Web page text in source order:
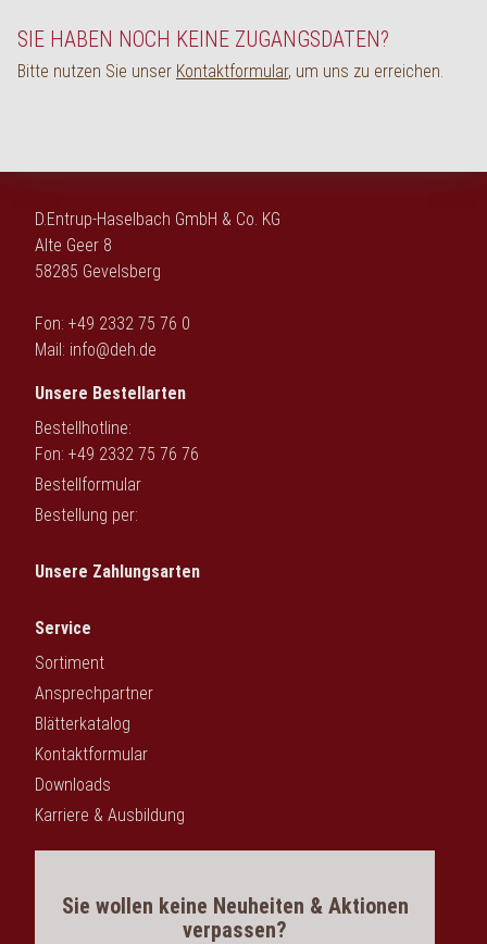
SIE HABEN NOCH KEINE ZUGANGSDATEN?
Bitte nutzen Sie unser Kontaktformular, um uns zu erreichen.
D.Entrup-Haselbach GmbH & Co. KG
Alte Geer 8
58285 Gevelsberg
Fon: +49 2332 75 76 0
Mail: info@deh.de
Unsere Bestellarten
Bestellhotline:
Fon: +49 2332 75 76 76
Bestellformular
Bestellung per:
Unsere Zahlungsarten
Service
Sortiment
Ansprechpartner
Blätterkatalog
Kontaktformular
Downloads
Karriere & Ausbildung
Sie wollen keine Neuheiten & Aktionen
verpassen?
English